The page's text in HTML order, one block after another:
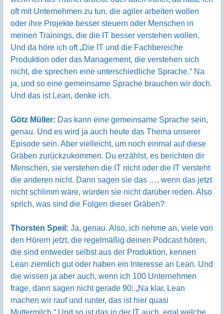
oft mit Unternehmen zu tun, die agiler arbeiten wollen
oder ihre Projekte besser steuern oder Menschen in
meinen Trainings, die die IT besser verstehen wollen.
Und da höre ich oft „Die IT und die Fachbereiche
Produktion oder das Management, die verstehen sich
nicht, die sprechen eine unterschiedliche Sprache.“ Na
ja, und so eine gemeinsame Sprache brauchen wir doch.
Und das ist Lean, denke ich.
Götz Müller: Das kann eine gemeinsame Sprache sein,
genau. Und es wird ja auch heute das Thema unserer
Episode sein. Aber vielleicht, um noch einmal auf diese
Gräben zurückzukommen. Du erzählst, es berichten dir
Menschen, sie verstehen die IT nicht oder die IT versteht
die anderen nicht. Dann sagen sie das …, wenn das jetzt
nicht schlimm wäre, würden sie nicht darüber reden. Also
sprich, was sind die Folgen dieser Gräben?
Thorsten Speil: Ja, genau. Also, ich nehme an, viele von
den Hörern jetzt, die regelmäßig deinen Podcast hören,
die sind entweder selbst aus der Produktion, kennen
Lean ziemlich gut oder haben ein Interesse an Lean. Und
die wissen ja aber auch, wenn ich 100 Unternehmen
frage, dann sagen nicht gerade 90: „Na klar, Lean
machen wir rauf und runter, das ist hier quasi